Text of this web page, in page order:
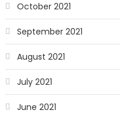
October 2021
September 2021
August 2021
July 2021
June 2021